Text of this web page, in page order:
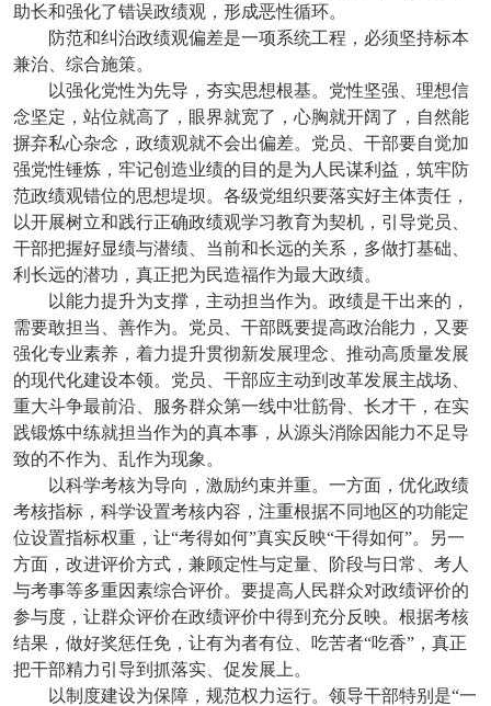
助长和强化了错误政绩观，形成恶性循环。
防范和纠治政绩观偏差是一项系统工程，必须坚持标本
兼治、综合施策。
以强化党性为先导，夯实思想根基。党性坚强、理想信
念坚定，站位就高了，眼界就宽了，心胸就开阔了，自然能
摒弃私心杂念，政绩观就不会出偏差。党员、干部要自觉加
强党性锤炼，牢记创造业绩的目的是为人民谋利益，筑牢防
范政绩观错位的思想堤坝。各级党组织要落实好主体责任，
以开展树立和践行正确政绩观学习教育为契机，引导党员、
干部把握好显绩与潜绩、当前和长远的关系，多做打基础、
利长远的潜功，真正把为民造福作为最大政绩。
以能力提升为支撑，主动担当作为。政绩是干出来的，
需要敢担当、善作为。党员、干部既要提高政治能力，又要
强化专业素养，着力提升贯彻新发展理念、推动高质量发展
的现代化建设本领。党员、干部应主动到改革发展主战场、
重大斗争最前沿、服务群众第一线中壮筋骨、长才干，在实
践锻炼中练就担当作为的真本事，从源头消除因能力不足导
致的不作为、乱作为现象。
以科学考核为导向，激励约束并重。一方面，优化政绩
考核指标，科学设置考核内容，注重根据不同地区的功能定
位设置指标权重，让“考得如何”真实反映“干得如何”。另一
方面，改进评价方式，兼顾定性与定量、阶段与日常、考人
与考事等多重因素综合评价。要提高人民群众对政绩评价的
参与度，让群众评价在政绩评价中得到充分反映。根据考核
结果，做好奖惩任免，让有为者有位、吃苦者“吃香”，真正
把干部精力引导到抓落实、促发展上。
以制度建设为保障，规范权力运行。领导干部特别是“一